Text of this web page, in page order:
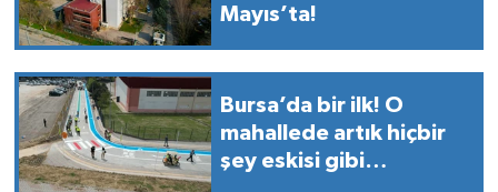
Mayıs’ta!
Bursa’da bir ilk! O
mahallede artık hiçbir
şey eskisi gibi